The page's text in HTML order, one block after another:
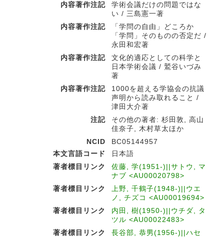
内容著作注記
学術会議だけの問題ではな
い / 三島憲一著
内容著作注記
「学問の自由」どころか
「学問」そのものの否定だ /
永田和宏著
内容著作注記
文化的適応としての科学と
日本学術会議 / 鷲谷いづみ
著
内容著作注記
1000を超える学協会の抗議
声明から読み取れること /
津田大介著
注記
その他の著者: 杉田敦, 高山
佳奈子, 木村草太ほか
NCID
BC05144957
本文言語コード
日本語
著者標目リンク
佐藤, 学(1951-)||サトウ, マ
ナブ <AU00020798>
著者標目リンク
上野, 千鶴子(1948-)||ウエ
ノ, チズコ <AU00019694>
著者標目リンク
内田, 樹(1950-)||ウチダ, タ
ツル <AU00022483>
著者標目リンク
長谷部, 恭男(1956-)||ハセ